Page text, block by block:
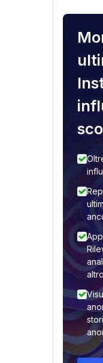
altro